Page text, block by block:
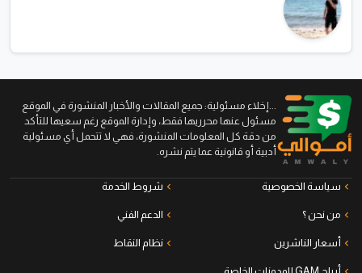
...إخلاء مسئولية: جميع المقالات والأخبار المنشورة في الموقع
مسئول عنها محرريها فقط، وإدارة الموقع رغم سعيها للتأكد
من دقة كل المعلومات المنشورة، فهي لا تتحمل أي مسئولية
أدبية أو قانونية عما يتم نشره.
سياسة الخصوصية شروط الخدمة
من نحن ؟ الدعم الفني
أسعار الناشرين نظام النقاط